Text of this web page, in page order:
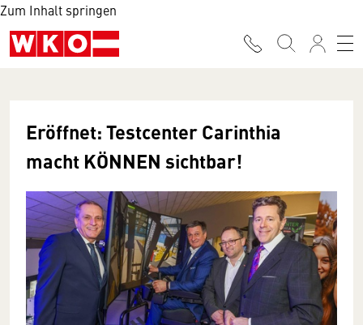
Zum Inhalt springen
Eröffnet: Testcenter Carinthia
macht KÖNNEN sichtbar!